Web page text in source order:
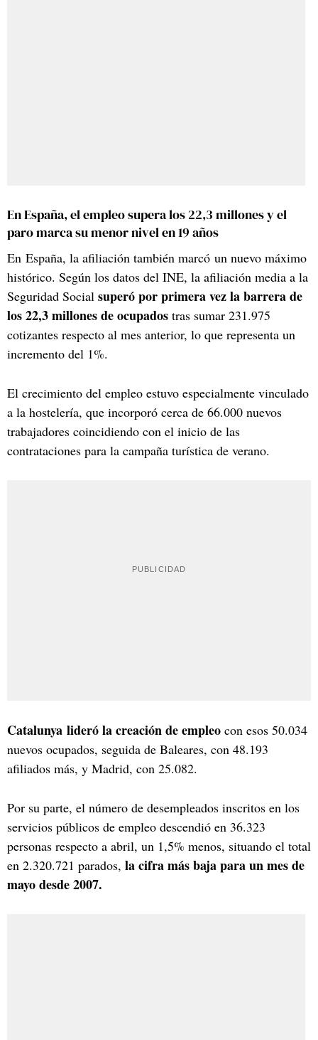
En España, el empleo supera los 22,3 millones y el
paro marca su menor nivel en 19 años
En España, la afiliación también marcó un nuevo máximo
histórico. Según los datos del INE, la afiliación media a la
Seguridad Social superó por primera vez la barrera de
los 22,3 millones de ocupados tras sumar 231.975
cotizantes respecto al mes anterior, lo que representa un
incremento del 1%.
El crecimiento del empleo estuvo especialmente vinculado
a la hostelería, que incorporó cerca de 66.000 nuevos
trabajadores coincidiendo con el inicio de las
contrataciones para la campaña turística de verano.
Catalunya lideró la creación de empleo con esos 50.034
nuevos ocupados, seguida de Baleares, con 48.193
afiliados más, y Madrid, con 25.082.
Por su parte, el número de desempleados inscritos en los
servicios públicos de empleo descendió en 36.323
personas respecto a abril, un 1,5% menos, situando el total
en 2.320.721 parados, la cifra más baja para un mes de
mayo desde 2007.